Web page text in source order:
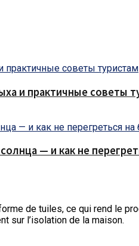
и практичные советы
— и как не
de tuiles, ce qui rend le
sur l’isolation de la maison.